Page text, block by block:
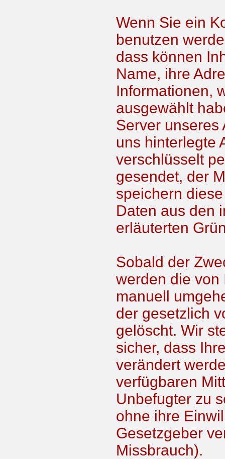
Wenn Sie ein
benutzen
dass können
Name, ihre
Informationen,
ausgewählt
Server unseres
uns hinterlegte
verschlüsselt
gesendet, der
speichern
Daten aus den
erläuterten
Sobald der
werden die von
manuell
der gesetzlich
gelöscht. Wir
sicher, dass
verändert
verfügbaren
Unbefugter zu
ohne ihre
Gesetzgeber
Missbrauch).